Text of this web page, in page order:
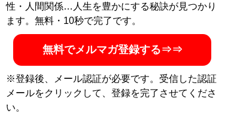
性・人間関係…人生を豊かにする秘訣が見つかり
ます。無料・10秒で完了です。
無料でメルマガ登録する⇒⇒
※登録後、メール認証が必要です。受信した認証
メールをクリックして、登録を完了させてくださ
い。